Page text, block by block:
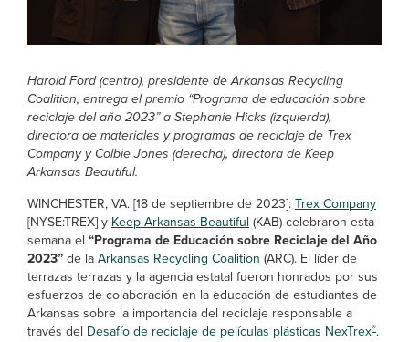
Harold Ford (centro), presidente de Arkansas Recycling
Coalition, entrega el premio “Programa de educación sobre
reciclaje del año 2023” a Stephanie Hicks (izquierda),
directora de materiales y programas de reciclaje de Trex
Company y Colbie Jones (derecha), directora de Keep
Arkansas Beautiful.
WINCHESTER, VA. [18 de septiembre de 2023]:Trex Company
[NYSE:TREX] y Keep Arkansas Beautiful (KAB) celebraron esta
semana el “Programa de Educación sobre Reciclaje del Año
2023”de laArkansas Recycling Coalition (ARC). El líder de
terrazas terrazas y la agencia estatal fueron honrados por sus
esfuerzos de colaboración en la educación de estudiantes de
Arkansas sobre la importancia del reciclaje responsable a
través del Desafío de reciclaje de películas plásticas NexTrex®.